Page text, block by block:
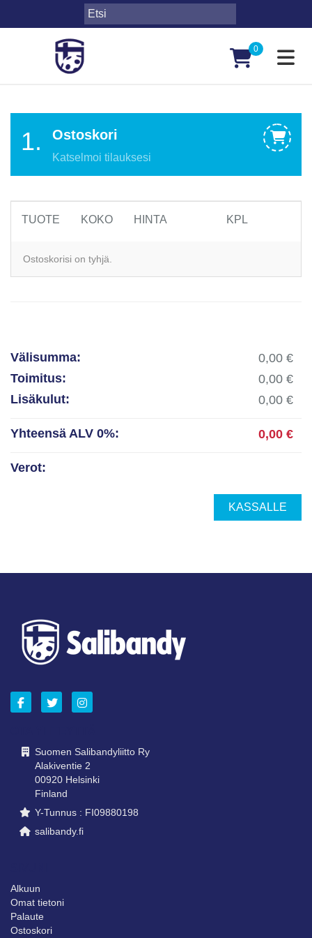
0
1. Ostoskori
Katselmoi tilauksesi
TUOTE KOKO HINTA KPL
Ostoskorisi on tyhjä.
Välisumma:
Toimitus:
Lisäkulut:
Yhteensä ALV 0%:
Verot:
KASSALLE
Suomen Salibandyliitto Ry
Alakiventie 2
00920 Helsinki
Finland
Y-Tunnus : FI09880198
salibandy.fi
Alkuun
Omat tietoni
Palaute
Ostoskori